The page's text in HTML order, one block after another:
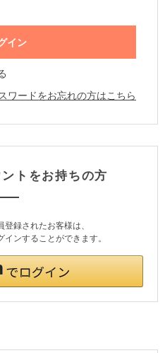
ワードをお忘れの方はこちら
トをお持ちの方
録されたお客様は、
ンすることができます。